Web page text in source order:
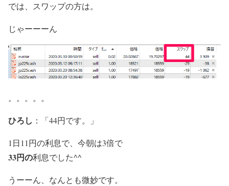
では、スワップの方は。
じゃーーーん
。。。。。
ひろし ：「44円です。」
1日11円の利息で、今朝は3倍で
33円の利息でした^^
うーーん、なんとも微妙です。